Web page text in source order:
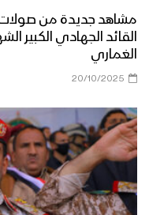
تعز –
بمناسبة
الجوف –
الظهرة
للصمود 2022م
قادمون
1443هـ
مشاهد جديدة من صولات
القائد الجهادي الكبير
الغماري
20/10/2025